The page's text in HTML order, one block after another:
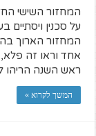
המחזור השישי
על סכנין
המחזור הארוך
אחד וראו זה פלא,
ראש השנה הריהו
המשך לקרוא »